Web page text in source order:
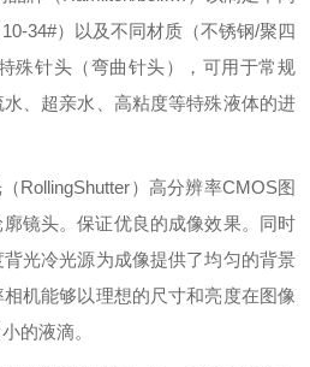
10-34#）以及不同材质（不锈钢/聚四
殊针头（弯曲针头），可用于常规
、超亲水、高粘度等特殊液体的进
RollingShutter）高分辨率CMOS图
镜头。保证优良的成像效果。同时
光冷光源为成像提供了均匀的背景
机能够以理想的尺寸和亮度在图像
的液滴。